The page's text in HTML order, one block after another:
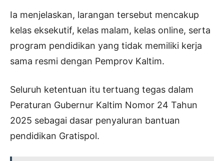
Ia menjelaskan, larangan tersebut mencakup
kelas eksekutif, kelas malam, kelas online, serta
program pendidikan yang tidak memiliki kerja
sama resmi dengan Pemprov Kaltim.
Seluruh ketentuan itu tertuang tegas dalam
Peraturan Gubernur Kaltim Nomor 24 Tahun
2025 sebagai dasar penyaluran bantuan
pendidikan Gratispol.